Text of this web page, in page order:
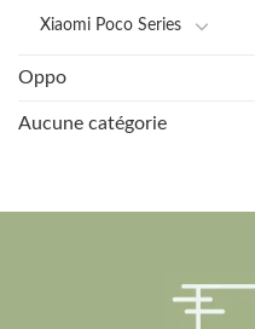
Xiaomi Poco Series
Oppo
Aucune catégorie